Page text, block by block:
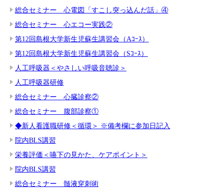
総合セミナー 心電図「すこし突っ込んだ話」④
総合セミナー 心エコー実践②
第12回島根大学新生児蘇生講習会（Aｺｰｽ）
第12回島根大学新生児蘇生講習会（Sｺｰｽ）
人工呼吸器＜やさしい呼吸音聴診＞
人工呼吸器研修
総合セミナー 心臓診察②
総合セミナー 腹部診察①
◆新人看護職研修＜循環＞ ※備考欄に参加日記入
院内BLS講習
栄養評価＜嚥下の見かた、ケアポイント＞
院内BLS講習
総合セミナー 髄液穿刺術